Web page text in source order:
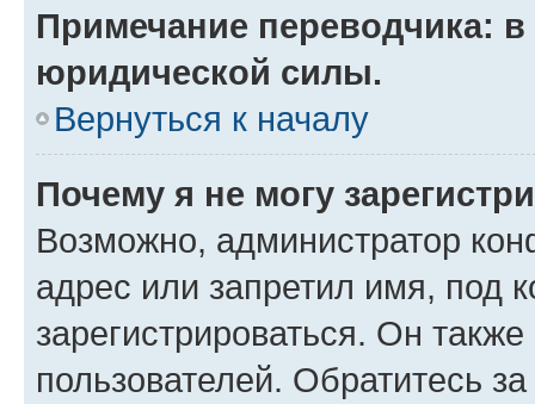
Примечание переводчика:
юридической силы.
Вернуться к началу
Почему я не могу
Возможно, администратор
адрес или запретил имя, под
зарегистрироваться. Он
пользователей. Обратитесь